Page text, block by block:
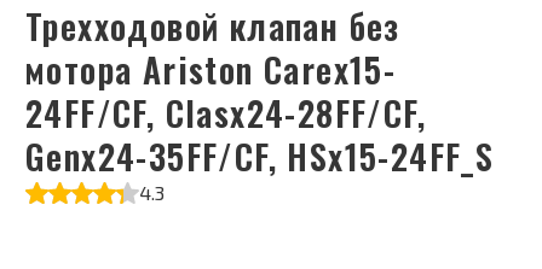
Трехходовой клапан без
мотора Ariston Carеx15-
24FF/CF, Clasx24-28FF/CF,
Genx24-35FF/CF, HSx15-24FF_S
4.3